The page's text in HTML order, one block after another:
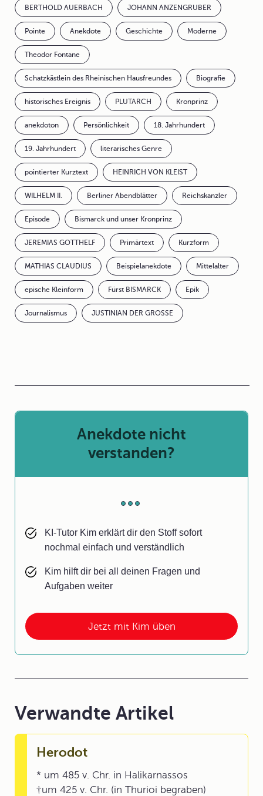
BERTHOLD AUERBACH JOHANN ANZENGRUBER
Pointe Anekdote Geschichte Moderne
Theodor Fontane
Schatzkästlein des Rheinischen Hausfreundes Biografie
historisches Ereignis PLUTARCH Kronprinz
anekdoton Persönlichkeit 18. Jahrhundert
19. Jahrhundert literarisches Genre
pointierter Kurztext HEINRICH VON KLEIST
WILHELM II. Berliner Abendblätter Reichskanzler
Episode Bismarck und unser Kronprinz
JEREMIAS GOTTHELF Primärtext Kurzform
MATHIAS CLAUDIUS Beispielanekdote Mittelalter
epische Kleinform Fürst BISMARCK Epik
Journalismus JUSTINIAN DER GROSSE
Jetzt mit Kim üben
Anekdote nicht
verstanden?
KI-Tutor Kim erklärt dir den Stoff sofort
nochmal einfach und verständlich
Kim hilft dir bei all deinen Fragen und
Aufgaben weiter
Verwandte Artikel
Herodot
* um 485 v. Chr. in Halikarnassos
†um 425 v. Chr. (in Thurioi begraben)